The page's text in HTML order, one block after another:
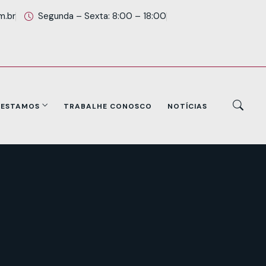
Segunda – Sexta: 8:00 – 18:00
TRABALHE CONOSCO NOTÍCIAS